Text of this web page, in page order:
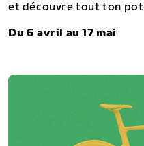
et découvre tout ton
Du 6 avril au 17 mai